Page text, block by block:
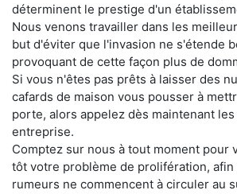
déterminent le prestige d'un
Nous venons travailler dans les
but d'éviter que l'invasion ne s'étende
provoquant de cette façon plus de
Si vous n'êtes pas prêts à laisser des
cafards de maison vous pousser à
porte, alors appelez dès maintenant
entreprise.
Comptez sur nous à tout moment pour
tôt votre problème de prolifération,
rumeurs ne commencent à circuler au